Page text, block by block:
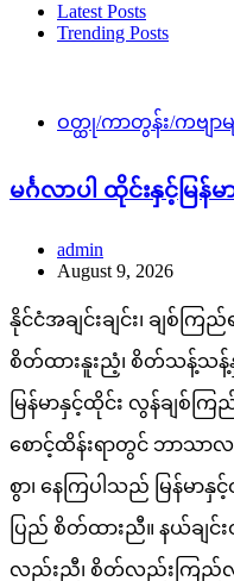
Latest Posts
Trending Posts
ဝတ္ထု/ကာတွန်း/ကဗျာမ
မင်္ဂလာပါ ထိုင်းနှင့်မြန်မ
admin
August 9, 2026
နိုင်ငံအချင်းချင်း၊ ချစ်က
စိတ်ထားနူးညံ့၊ စိတ်သန့်သ
မြန်မာနှင့်ထိုင်း လွန်ချစ်ကြ
စောင့်ထိန်းရာတွင် ဘာသာ
စွာ၊ နေကြပါသည် မြန်မာ
ပြည် စိတ်ထားညီ။ နယ်ချင်
လည်းညီ၊ စိတ်လည်းကြည်လ